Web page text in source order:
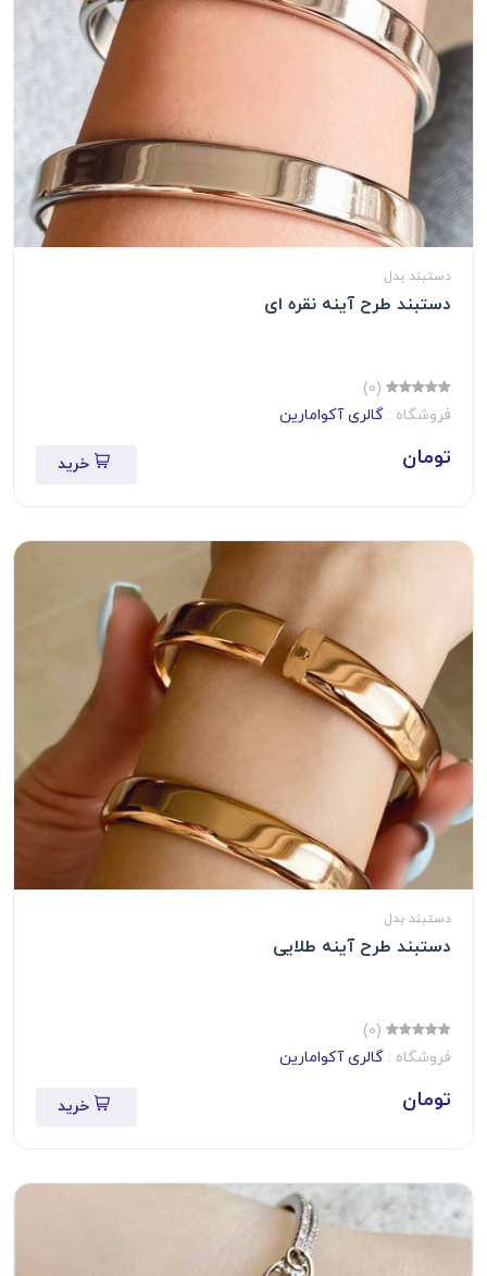
دستبند بدل
دستبند طرح آینه نقره ای
(0)
فروشگاه : گالری آکوامارین
تومان خرید
دستبند بدل
دستبند طرح آینه طلایی
(0)
فروشگاه : گالری آکوامارین
تومان خرید